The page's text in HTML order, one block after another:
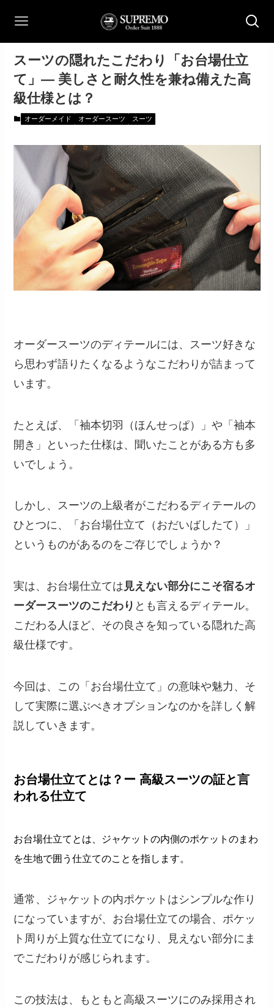
スーツの隠れたこだわり「お台場仕立
て」— 美しさと耐久性を兼ね備えた高
級仕様とは？
オーダーメイド オーダースーツ スーツ
オーダースーツのディテールには、スーツ好きな
ら思わず語りたくなるようなこだわりが詰まって
います。
たとえば、「袖本切羽（ほんせっぱ）」や「袖本
開き」といった仕様は、聞いたことがある方も多
いでしょう。
しかし、スーツの上級者がこだわるディテールの
ひとつに、「お台場仕立て（おだいばしたて）」
というものがあるのをご存じでしょうか？
実は、お台場仕立ては 見えない部分にこそ宿るオ
ーダースーツのこだわり とも言えるディテール。
こだわる人ほど、その良さを知っている隠れた高
級仕様です。
今回は、この「お台場仕立て」の意味や魅力、そ
して実際に選ぶべきオプションなのかを詳しく解
説していきます。
お台場仕立てとは？ー 高級スーツの証と言
われる仕立て
お台場仕立てとは、ジャケットの内側のポケットのまわ
を生地で囲う仕立てのことを指します。
通常、ジャケットの内ポケットはシンプルな作り
になっていますが、お台場仕立ての場合、ポケッ
ト周りが上質な仕立てになり、見えない部分にま
でこだわりが感じられます。
この技法は、もともと高級スーツにのみ採用され